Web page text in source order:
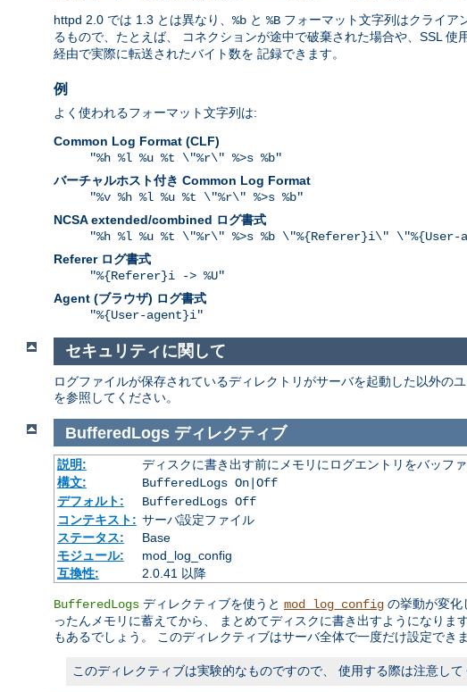
httpd 2.0 では 1.3 とは異なり、 %b と %B フォーマット文字列はクライア
るもので、たとえば、 コネクションが途中で破棄された場合や、SSL 使
経由で実際に転送されたバイト数を 記録できます。
例
よく使われるフォーマット文字列は:
Common Log Format (CLF)
"%h %l %u %t \"%r\" %>s %b"
バーチャルホスト付き Common Log Format
"%v %h %l %u %t \"%r\" %>s %b"
NCSA extended/combined ログ書式
"%h %l %u %t \"%r\" %>s %b \"%{Referer}i\"
Referer ログ書式
"%{Referer}i -> %U"
Agent (ブラウザ) ログ書式
"%{User-agent}i"
セキュリティに関して
ログファイルが保存されているディレクトリがサーバを起動した以外の
を参照してください。
BufferedLogs ディレクティブ
説明:
ディスクに書き出す前にメモリにログエントリをバッフ
構文:
BufferedLogs On|Off
デフォルト:
BufferedLogs Off
コンテキスト: サーバ設定ファイル
ステータス:
Base
モジュール:
mod_log_config
互換性:
2.0.41 以降
BufferedLogs ディレクティブを使うと mod_log_config の挙動が変化
ったんメモリに蓄えてから、 まとめてディスクに書き出すようになり
もあるでしょう。 このディレクティブはサーバ全体で一度だけ設定でき
このディレクティブは実験的なものですので、 使用する際は注意して